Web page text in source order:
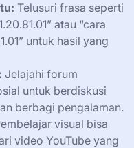
Telusuri frasa seperti
atau “cara
untuk hasil yang
Jelajahi forum
untuk berdiskusi
berbagi pengalaman.
visual bisa
video YouTube yang